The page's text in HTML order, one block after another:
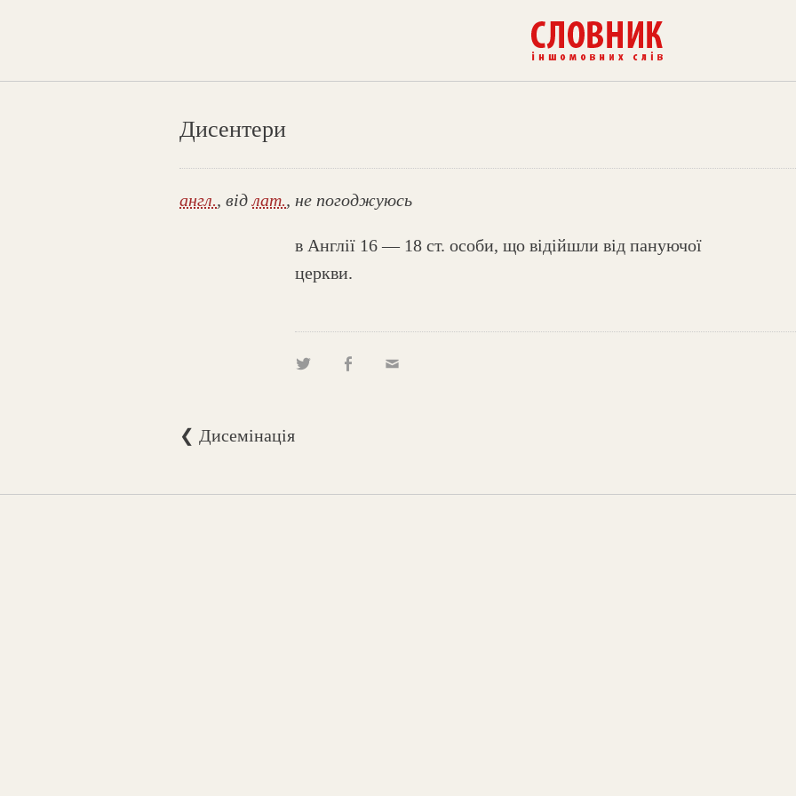
Дисентери
англ., відлат., не погоджуюсь
в Англії 16 — 18 ст. особи, що відійшли від пануючої
церкви.
❮ Дисемінація